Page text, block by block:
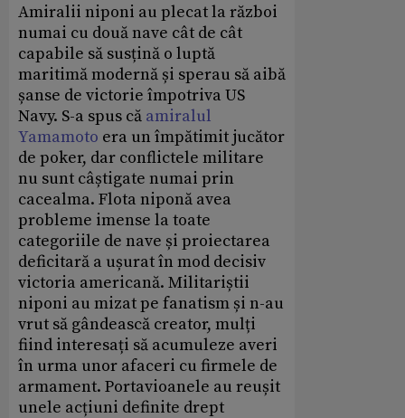
Amiralii niponi au plecat la război
numai cu două nave cât de cât
capabile să susțină o luptă
maritimă modernă și sperau să aibă
șanse de victorie împotriva US
Navy. S-a spus că amiralul
Yamamoto era un împătimit jucător
de poker, dar conflictele militare
nu sunt câștigate numai prin
cacealma. Flota niponă avea
probleme imense la toate
categoriile de nave și proiectarea
deficitară a ușurat în mod decisiv
victoria americană. Militariștii
niponi au mizat pe fanatism și n-au
vrut să gândească creator, mulți
fiind interesați să acumuleze averi
în urma unor afaceri cu firmele de
armament. Portavioanele au reușit
unele acțiuni definite drept